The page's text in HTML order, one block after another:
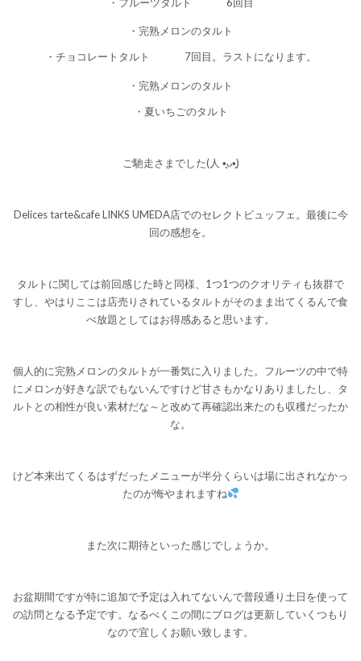
・完熟メロンのタルト
・チョコレートタルト
7回目。ラストになります。
・完熟メロンのタルト
・夏いちごのタルト
ご馳走さまでした(人 •͈ᴗ•͈)
Delices tarte&cafe LINKS UMEDA店でのセレクトビュッフェ。最後に今
回の感想を。
タルトに関しては前回感じた時と同様、1つ1つのクオリティも抜群で
すし、やはりここは店売りされているタルトがそのまま出てくるんで食
べ放題としてはお得感あると思います。
個人的に完熟メロンのタルトが一番気に入りました。フルーツの中で特
にメロンが好きな訳でもないんですけど甘さもかなりありましたし、タ
ルトとの相性が良い素材だな～と改めて再確認出来たのも収穫だったか
な。
けど本来出てくるはずだったメニューが半分くらいは場に出されなかっ
たのが悔やまれますね
また次に期待といった感じでしょうか。
お盆期間ですが特に追加で予定は入れてないんで普段通り土日を使って
の訪問となる予定です。なるべくこの間にブログは更新していくつもり
なので宜しくお願い致します。